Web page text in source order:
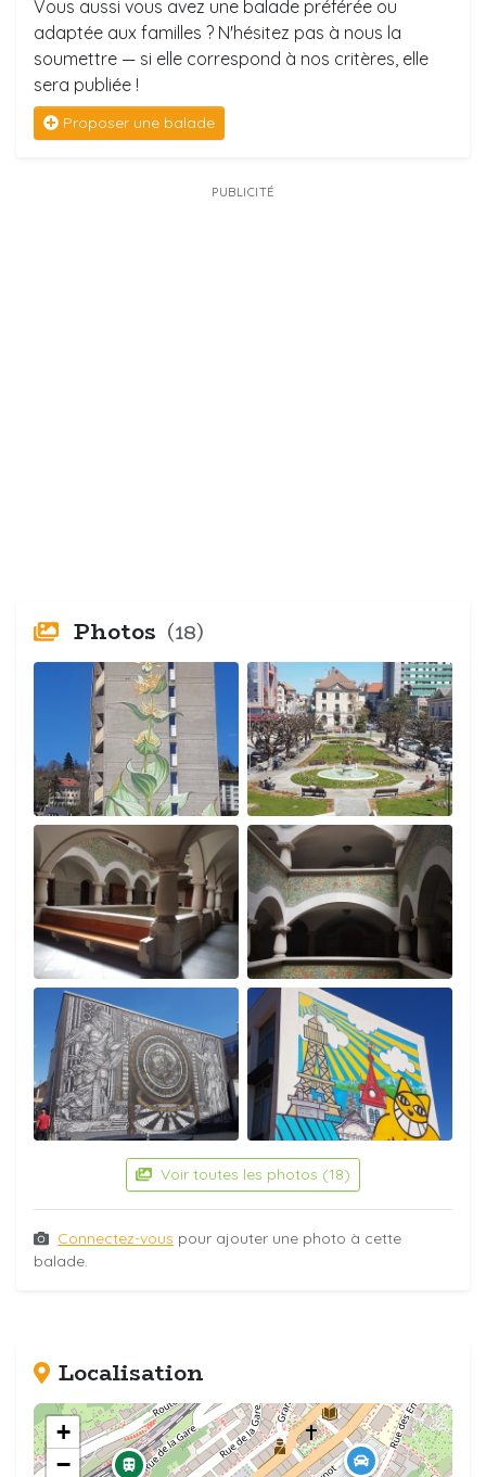
Vous aussi vous avez une balade préférée ou
adaptée aux familles ? N'hésitez pas à nous la
soumettre — si elle correspond à nos critères, elle
sera publiée !
Proposer une balade
PUBLICITÉ
Photos (18)
Voir toutes les photos (18)
Connectez-vous pour ajouter une photo à cette
balade.
Localisation
+
−